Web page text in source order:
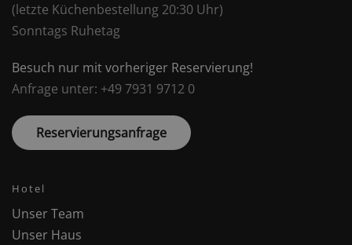
(letzte Küchenbestellung 20:30 Uhr)
Sonntags Ruhetag
Besuch nur mit vorheriger Reservierung!
Anfrage unter: +49 7931 9712 0
Reservierungsanfrage
Hotel
Unser Team
Unser Haus